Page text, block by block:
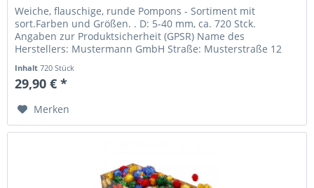
Weiche, flauschige, runde Pompons - Sortiment mit
sort.Farben und Größen. . D: 5-40 mm, ca. 720 Stck.
Angaben zur Produktsicherheit (GPSR) Name des
Herstellers: Mustermann GmbH Straße: Musterstraße 12
Inhalt720 Stück
29,90 € *
Merken